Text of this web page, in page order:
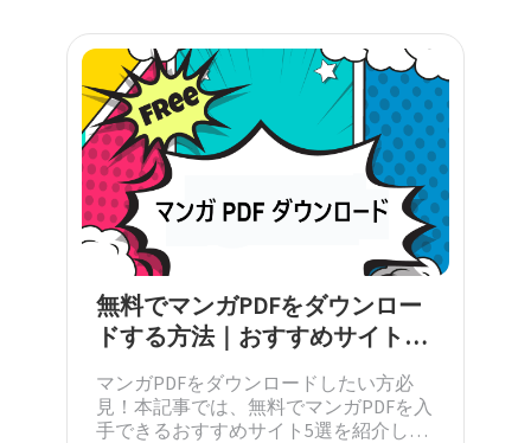
無料でマンガPDFをダウンロー
ドする方法｜おすすめサイト5
マンガPDFをダウンロードしたい方必
見！本記事では、無料でマンガPDFを入
手できるおすすめサイト5選を紹介しま